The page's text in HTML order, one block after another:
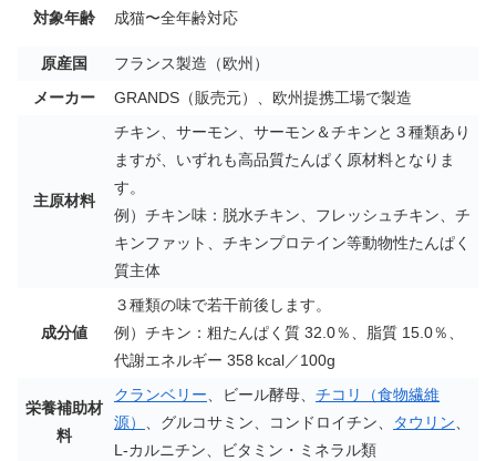
対象年齢 成猫〜全年齢対応
原産国
フランス製造（欧州）
メーカー
GRANDS（販売元）、欧州提携工場で製造
主原材料
チキン、サーモン、サーモン＆チキンと３種類あり
ますが、いずれも高品質たんぱく原材料となりま
す。
例）チキン味：脱水チキン、フレッシュチキン、チ
キンファット、チキンプロテイン等動物性たんぱく
質主体
成分値
３種類の味で若干前後します。
例）チキン：粗たんぱく質 32.0％、脂質 15.0％、
代謝エネルギー 358 kcal／100g
栄養補助材
料
クランベリー、ビール酵母、 チコリ（食物繊維
源） 、グルコサミン、コンドロイチン、 タウリン、
L‑カルニチン、ビタミン・ミネラル類